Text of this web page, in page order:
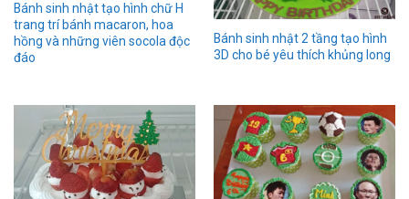
Bánh sinh nhật tạo hình chữ H
trang trí bánh macaron, hoa
hồng và những viên socola độc
đáo
Bánh sinh nhật 2 tầng tạo hình
3D cho bé yêu thích khủng long